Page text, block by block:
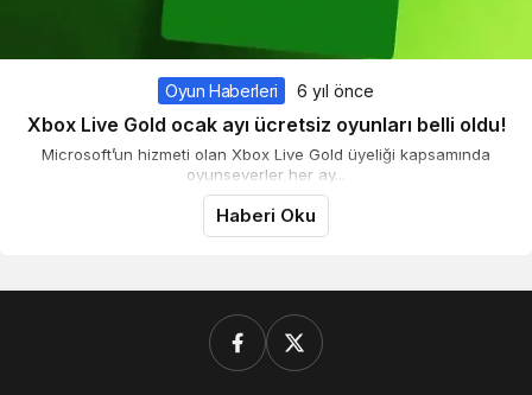
Oyun Haberleri 6 yıl önce
Xbox Live Gold ocak ayı ücretsiz oyunları belli oldu!
Microsoft’un hizmeti olan Xbox Live Gold üyeliği kapsamında
oyunseverler her ay...
Haberi Oku